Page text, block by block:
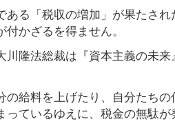
ある「税収の増加」が果たさ
かざるを得ません。
川隆法総裁は『資本主義の未
の給料を上げたり、自分たち
っているゆえに、税金の無駄